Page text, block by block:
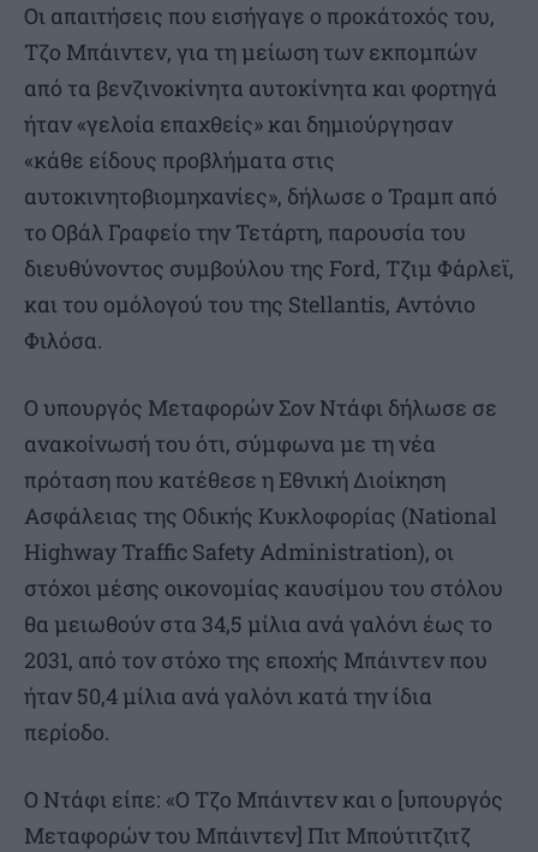
Οι απαιτήσεις που εισήγαγε ο προκάτοχός του,
Τζο Μπάιντεν, για τη μείωση των εκπομπών
από τα βενζινοκίνητα αυτοκίνητα και φορτηγά
ήταν «γελοία επαχθείς» και δημιούργησαν
«κάθε είδους προβλήματα στις
αυτοκινητοβιομηχανίες», δήλωσε ο Τραμπ από
το Οβάλ Γραφείο την Τετάρτη, παρουσία του
διευθύνοντος συμβούλου της Ford, Τζιμ Φάρλεϊ,
και του ομόλογού του της Stellantis, Αντόνιο
Φιλόσα.
Ο υπουργός Μεταφορών Σον Ντάφι δήλωσε σε
ανακοίνωσή του ότι, σύμφωνα με τη νέα
πρόταση που κατέθεσε η Εθνική Διοίκηση
Ασφάλειας της Οδικής Κυκλοφορίας (National
Highway Traffic Safety Administration), οι
στόχοι μέσης οικονομίας καυσίμου του στόλου
θα μειωθούν στα 34,5 μίλια ανά γαλόνι έως το
2031, από τον στόχο της εποχής Μπάιντεν που
ήταν 50,4 μίλια ανά γαλόνι κατά την ίδια
περίοδο.
Ο Ντάφι είπε: «Ο Τζο Μπάιντεν και ο [υπουργός
Μεταφορών του Μπάιντεν] Πιτ Μπούτιτζιτζ